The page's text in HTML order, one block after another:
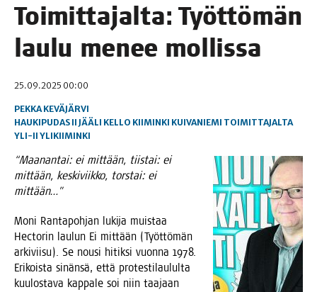
Toi­mit­ta­jal­ta: Työt­tö­män
lau­lu menee mollissa
25.09.2025 00:00
PEKKA KEVÄJÄRVI
HAUKIPUDAS II JÄÄLI KELLO KIIMINKI KUIVANIEMI TOIMITTAJALTA
YLI-II YLIKIIMINKI
“Maa­nan­tai: ei mit­tään, tiis­tai: ei
mit­tään, kes­ki­viik­ko, tors­tai: ei
mittään…”
Moni Ran­ta­poh­jan luki­ja muis­taa
Hec­to­rin lau­lun Ei mit­tään (Työt­tö­män
arki­vii­su). Se nousi hitik­si vuon­na 1978.
Eri­kois­ta sinän­sä, että pro­tes­ti­lau­lul­ta
kuu­los­ta­va kap­pa­le soi niin taa­jaan